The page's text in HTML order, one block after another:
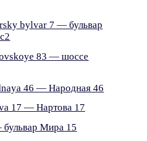
bylvar 7 — бульвар
83 — шоссе
46 — Народная 46
17 — Нартова 17
Мира 15